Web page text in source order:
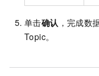
单击确认 ，完成数
Topic。